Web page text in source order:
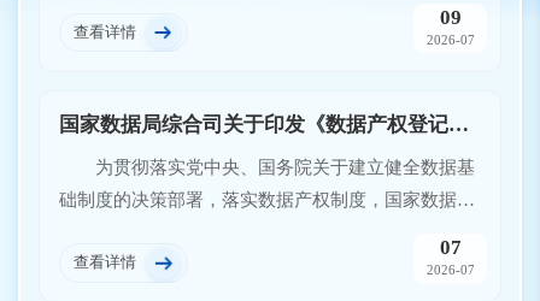
09
2026-07
业领域应用发展，有力支撑人社事业高质量发展，结
查看详情
07
2026-07
国家数据局综合司关于印发《数据产权登记工作指引（试行）》的通知
为贯彻落实党中央、国务院关于建立健全数据基
础制度的决策部署，落实数据产权制度，国家数据局
给你们，请结合实际参照落实，积极推动构建全国统
查看详情